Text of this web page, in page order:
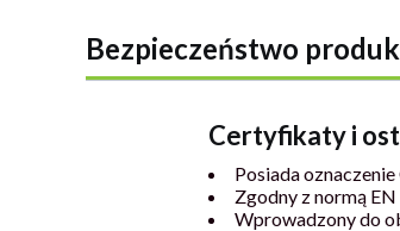
Bezpieczeństwo
Certyfikaty i
Posiada
Zgodny z normą
Wprowadzony do